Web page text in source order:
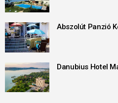
Abszolút Panzió
Danubius Hotel